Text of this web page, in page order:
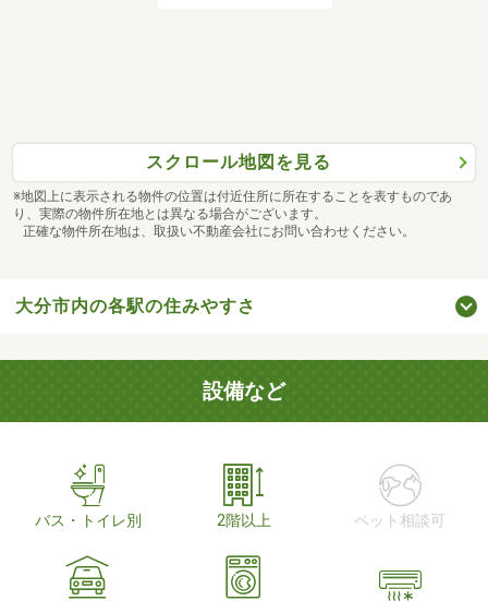
スクロール地図を見る
※地図上に表示される物件の位置は付近住所に所在することを表すものであ
り、実際の物件所在地とは異なる場合がございます。
正確な物件所在地は、取扱い不動産会社にお問い合わせください。
大分市内の各駅の住みやすさ
設備など
バス・トイレ別 2階以上 ペット相談可